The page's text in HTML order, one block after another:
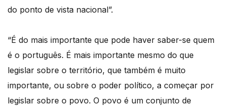
do ponto de vista nacional”.
“É do mais importante que pode haver saber-se quem
é o português. É mais importante mesmo do que
legislar sobre o território, que também é muito
importante, ou sobre o poder político, a começar por
legislar sobre o povo. O povo é um conjunto de